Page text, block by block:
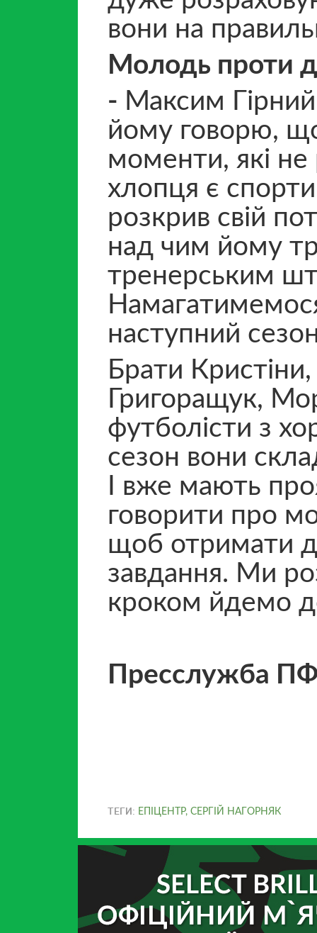
вони на
Молодь проти
- Максим
йому говорю,
моменти, які не
хлопця є
розкрив свій
над чим йому
тренерським
наступний
Брати
Григоращук,
футболісти з
сезон вони
І вже мають
говорити про
щоб отримати
завдання. Ми
кроком йдемо
Пресслужба
ТЕГИ: ЕПІЦЕНТР, СЕРГІЙ НАГОРНЯК